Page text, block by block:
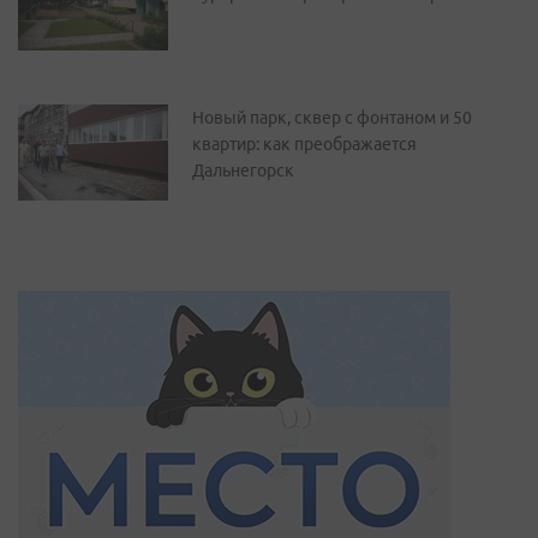
Новый парк, сквер с фонтаном и 50
квартир: как преображается
Дальнегорск